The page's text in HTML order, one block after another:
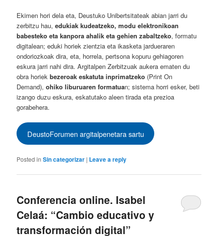
Ekimen hori dela eta, Deustuko Unibertsitateak abian jarri du
zerbitzu hau,edukiak kudeatzeko, modu elektronikoan
babesteko eta kanpora ahalik eta gehien zabaltzeko, formatu
digitalean; eduki horiek zientzia eta ikasketa jardueraren
ondoriozkoak dira, eta, horrela, pertsona kopuru gehiagoren
eskura jarri nahi dira. Argitalpen Zerbitzuak aukera ematen du
obra horiek bezeroak eskatuta inprimatzeko (Print On
Demand),ohiko liburuaren formatuan; sistema horri esker, beti
izango duzu eskura, eskatutako aleen tirada eta prezioa
gorabehera.
DeustoForumen argitalpenetara sartu
Posted in Sin categorizar | Leave a reply
Conferencia online. Isabel
Celaá: “Cambio educativo y
transformación digital”